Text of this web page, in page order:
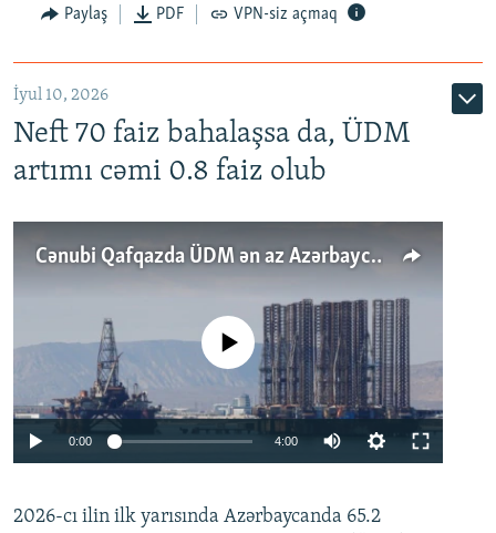
Paylaş PDF VPN-siz açmaq
İyul 10, 2026
Neft 70 faiz bahalaşsa da, ÜDM
artımı cəmi 0.8 faiz olub
Cənubi Qafqazda ÜDM ən az Azərbaycanda artır: Qonşuları niyə Bakını qabaqlaya bilir?
No media source currently available
0:00 4:00
360p
2026-cı ilin ilk yarısında Azərbaycanda 65.2